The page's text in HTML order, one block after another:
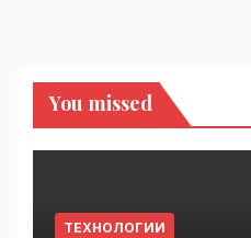
You missed
ТЕХНОЛОГИИ